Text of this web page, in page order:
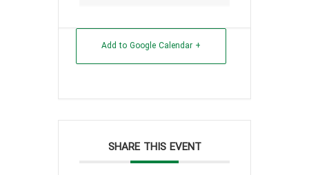
+ Add to Google Calendar
SHARE THIS EVENT